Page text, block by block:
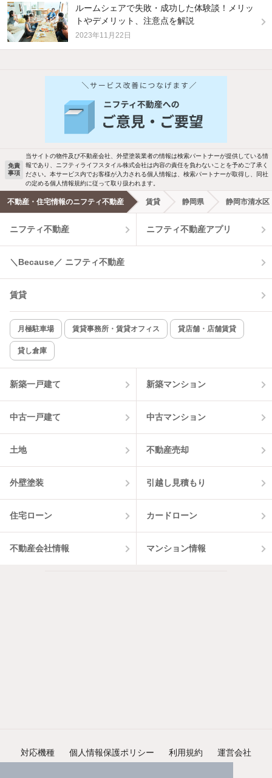
ルームシェアで失敗・成功した体験談！メリッ
トやデメリット、注意点を解説
2023年11月22日
他の人はこんな条件で絞り込んでいます！
バス・トイレ別 2階以上
洗濯機置場あり 独立洗面台
エアコンあり 都市ガス
温水洗浄便座 オートロック
コンロ2口以上
新着のみ インターネット無料
該当件数:
物件一覧に反映
免責
事項
当サイトの物件及び不動産会社、外壁塗装業者の情報は検索パートナーが提供している情
報であり、ニフティライフスタイル株式会社は内容の責任を負わないことを予めご了承く
ださい。本サービス内でお客様が入力される個人情報は、検索パートナーが取得し、同社
の定める個人情報規約に従って取り扱われます。
不動産・住宅情報のニフティ不動産 賃貸 静岡県 静岡市清水区
ニフティ不動産 ニフティ不動産アプリ
＼Because／ ニフティ不動産
賃貸
月極駐車場 賃貸事務所・賃貸オフィス 貸店舗・店舗賃貸
貸し倉庫
新築一戸建て 新築マンション
中古一戸建て 中古マンション
土地 不動産売却
外壁塗装 引越し見積もり
住宅ローン カードローン
不動産会社情報 マンション情報
対応機種 個人情報保護ポリシー 利用規約 運営会社